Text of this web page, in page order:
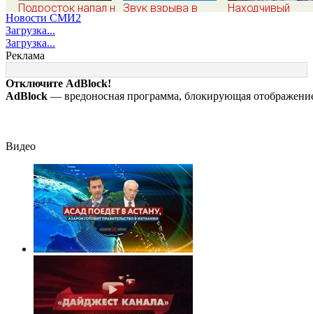
Подросток напал на
десятилетнюю
девочку,
ворвавшись в
квартиру
Звук взрыва в
2026 года: Причины,
источник, откуда
был громкий
Находчивый
способом
Новости СМИ2
Загрузка...
Загрузка...
Реклама
Отключите AdBlock!
AdBlock — вредоносная программа, блокирующая
Видео